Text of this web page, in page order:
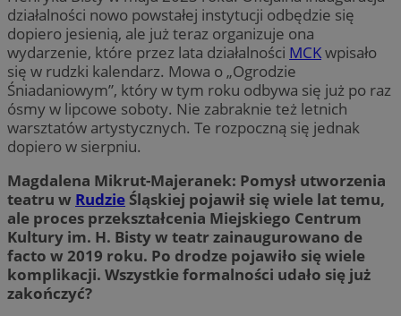
działalności nowo powstałej instytucji odbędzie się
dopiero jesienią, ale już teraz organizuje ona
wydarzenie, które przez lata działalności MCKwpisało
się w rudzki kalendarz. Mowa o „Ogrodzie
Śniadaniowym”, który w tym roku odbywa się już po raz
ósmy w lipcowe soboty. Nie zabraknie też letnich
warsztatów artystycznych. Te rozpoczną się jednak
dopiero w sierpniu.
Magdalena Mikrut-Majeranek: Pomysł utworzenia
teatru w Rudzie Śląskiej pojawił się wiele lat temu,
ale proces przekształcenia Miejskiego Centrum
Kultury im. H. Bisty w teatr zainaugurowano de
facto w 2019 roku. Po drodze pojawiło się wiele
komplikacji. Wszystkie formalności udało się już
zakończyć?